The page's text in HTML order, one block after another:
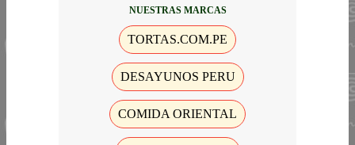
NUESTRAS MARCAS
TORTAS.COM.PE
DESAYUNOS PERU
COMIDA ORIENTAL